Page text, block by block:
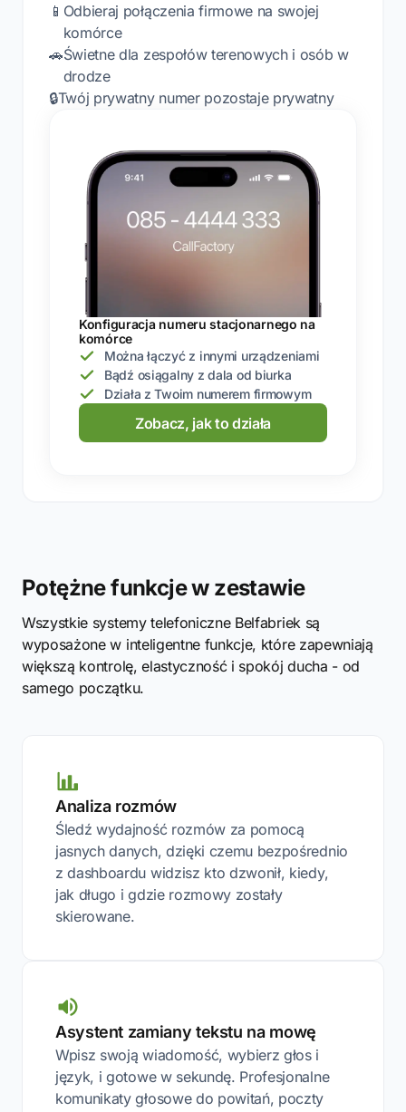
📱 Odbieraj połączenia firmowe na swojej
komórce
🚗Świetne dla zespołów terenowych i osób w
drodze
🔒Twój prywatny numer pozostaje prywatny
Konfiguracja numeru stacjonarnego na
komórce
Można łączyć z innymi urządzeniami
Bądź osiągalny z dala od biurka
Działa z Twoim numerem firmowym
Zobacz, jak to działa
Potężne funkcje w zestawie
Wszystkie systemy telefoniczne Belfabriek są
wyposażone w inteligentne funkcje, które zapewniają
większą kontrolę, elastyczność i spokój ducha - od
samego początku.
Analiza rozmów
Śledź wydajność rozmów za pomocą
jasnych danych, dzięki czemu bezpośrednio
z dashboardu widzisz kto dzwonił, kiedy,
jak długo i gdzie rozmowy zostały
skierowane.
Asystent zamiany tekstu na mowę
Wpisz swoją wiadomość, wybierz głos i
język, i gotowe w sekundę. Profesjonalne
komunikaty głosowe do powitań, poczty